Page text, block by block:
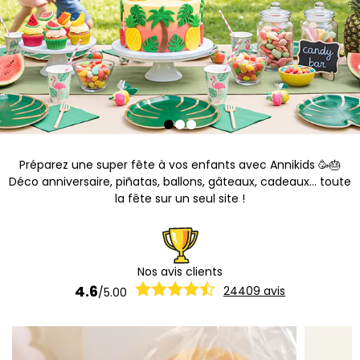
Préparez une super fête à vos enfants avec Annikids 🥳🎂
Déco anniversaire, piñatas, ballons, gâteaux, cadeaux... toute
la fête sur un seul site !
Nos avis clients
4.6/5.00 24409 avis